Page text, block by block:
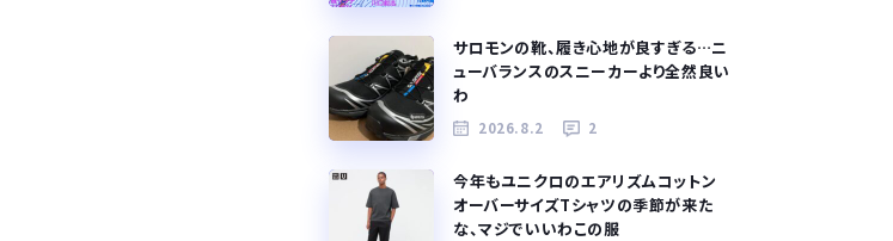
サロモンの靴、履き心地が良すぎる…ニ
ューバランスのスニーカーより全然良い
わ
2026.8.2 2
今年もユニクロのエアリズムコットン
オーバーサイズTシャツの季節が来た
な、マジでいいわこの服